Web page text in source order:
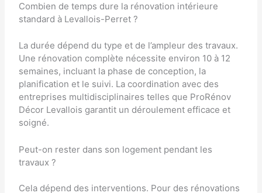
Combien de temps dure la rénovation intérieure
standard à Levallois-Perret ?
La durée dépend du type et de l’ampleur des travaux.
Une rénovation complète nécessite environ 10 à 12
semaines, incluant la phase de conception, la
planification et le suivi. La coordination avec des
entreprises multidisciplinaires telles que ProRénov
Décor Levallois garantit un déroulement efficace et
soigné.
Peut-on rester dans son logement pendant les
travaux ?
Cela dépend des interventions. Pour des rénovations